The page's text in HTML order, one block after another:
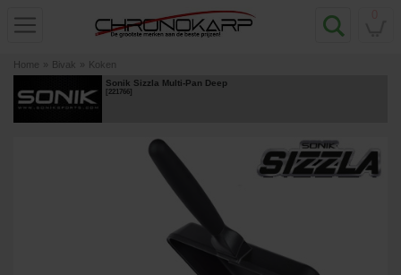
Home » Bivak » Koken
Sonik Sizzla Multi-Pan Deep
[221766]